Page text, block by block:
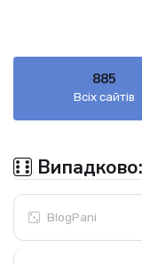
885
Всіх сайтів
Випадково:
BlogPani